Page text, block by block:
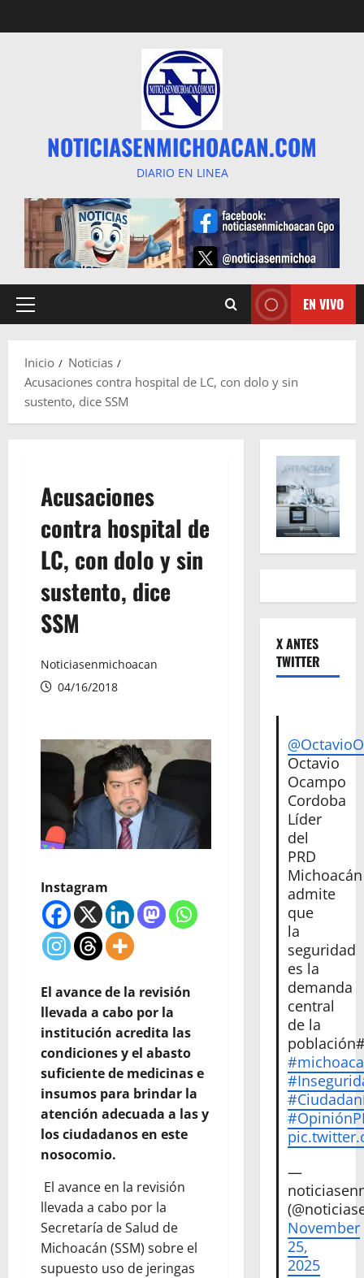
al
NOTICIASENMICHOACAN.COM
DIARIO EN LINEA
Menú
EN VIVO
Inicio
Noticias
Acusaciones contra hospital de LC, con dolo y sin
sustento, dice SSM
Acusaciones
contra hospital de
LC, con dolo y sin
sustento, dice
SSM
Noticiasenmichoacan
04/16/2018
Instagram
El avance de la revisión
llevada a cabo por la
institución acredita las
condiciones y el abasto
suficiente de medicinas e
insumos para brindar la
atención adecuada a las y
los ciudadanos en este
nosocomio.
El avance en la revisión
llevada a cabo por la
Secretaría de Salud de
Michoacán (SSM) sobre el
supuesto uso de jeringas
X ANTES
TWITTER
Octavio
Ocampo
Cordoba
Líder
del
PRD
Michoacán
admite
que
la
seguridad
es la
demanda
central
de la
—
November
25,
2025